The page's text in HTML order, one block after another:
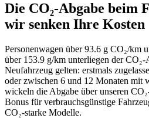
Die CO₂-Abgabe beim
wir senken Ihre Kosten
Personenwagen über 93.6 g CO₂/km
über 153.9 g/km unterliegen der CO₂-
Neufahrzeug gelten: erstmals
oder zwischen 6 und 12 Monaten mit
wickeln die Abgabe über unseren
Bonus für verbrauchsgünstige
CO₂-starke Modelle.